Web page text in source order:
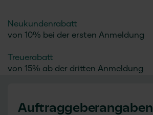
Neukundenrabatt
von 10% bei der ersten Anmeldung
Treuerabatt
von 15% ab der dritten Anmeldung
Auftraggeberangaben